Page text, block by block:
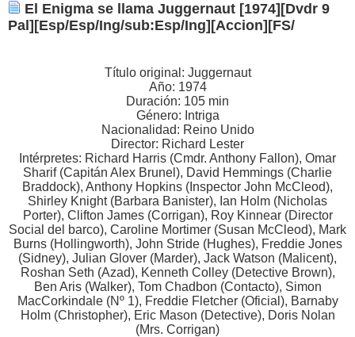
El Enigma se llama Juggernaut [1974][Dvdr 9
Pal][Esp/Esp/Ing/sub:Esp/Ing][Accion][FS/
Título original: Juggernaut
Año: 1974
Duración: 105 min
Género: Intriga
Nacionalidad: Reino Unido
Director: Richard Lester
Intérpretes: Richard Harris (Cmdr. Anthony Fallon), Omar
Sharif (Capitán Alex Brunel), David Hemmings (Charlie
Braddock), Anthony Hopkins (Inspector John McCleod),
Shirley Knight (Barbara Banister), Ian Holm (Nicholas
Porter), Clifton James (Corrigan), Roy Kinnear (Director
Social del barco), Caroline Mortimer (Susan McCleod), Mark
Burns (Hollingworth), John Stride (Hughes), Freddie Jones
(Sidney), Julian Glover (Marder), Jack Watson (Malicent),
Roshan Seth (Azad), Kenneth Colley (Detective Brown),
Ben Aris (Walker), Tom Chadbon (Contacto), Simon
MacCorkindale (Nº 1), Freddie Fletcher (Oficial), Barnaby
Holm (Christopher), Eric Mason (Detective), Doris Nolan
(Mrs. Corrigan)